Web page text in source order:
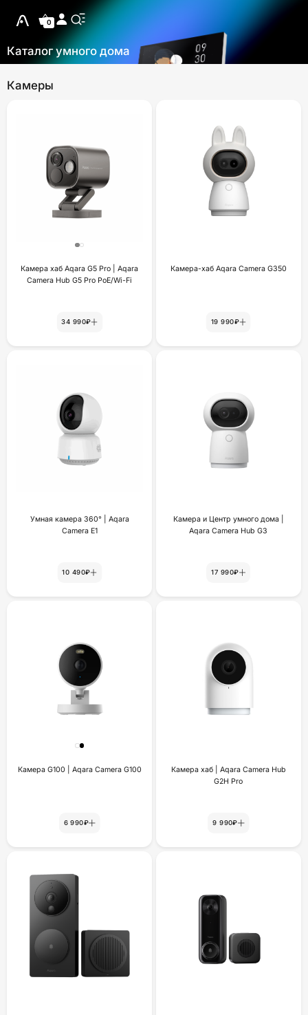
0
Каталог умного дома
Камеры
Камера хаб Aqara G5 Pro | Aqara
Camera Hub G5 Pro PoE/Wi-Fi
34 990₽
Камера-хаб Aqara Camera G350
19 990₽
Умная камера 360° | Aqara
Camera E1
10 490₽
Камера и Центр умного дома |
Aqara Camera Hub G3
17 990₽
Камера G100 | Aqara Camera G100
6 990₽
Камера хаб | Aqara Camera Hub
G2H Pro
9 990₽